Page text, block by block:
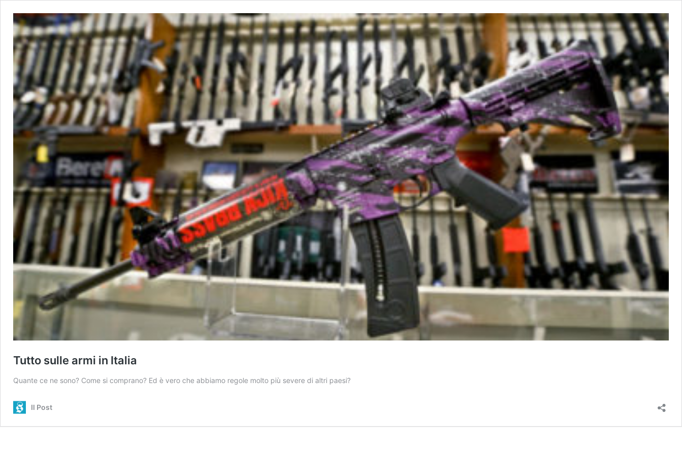
Tutto sulle armi in Italia
Quante ce ne sono? Come si comprano? Ed è vero che abbiamo regole molto più severe di altri paesi?
Il Post